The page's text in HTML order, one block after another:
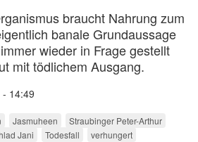
braucht Nahrung zum
banale Grundaussage
wieder in Frage gestellt
mit tödlichem Ausgang.
14:49
Jasmuheen
Straubinger Peter-Arthur
Jani Todesfall verhungert